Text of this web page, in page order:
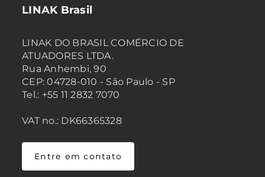
LINAK Brasil
LINAK DO BRASIL COMÉRCIO DE
ATUADORES LTDA.
Rua Anhembi, 90
CEP: 04728-010 - São Paulo - SP
Tel.: +55 11 2832 7070
VAT no.: DK66365328
Entre em contato